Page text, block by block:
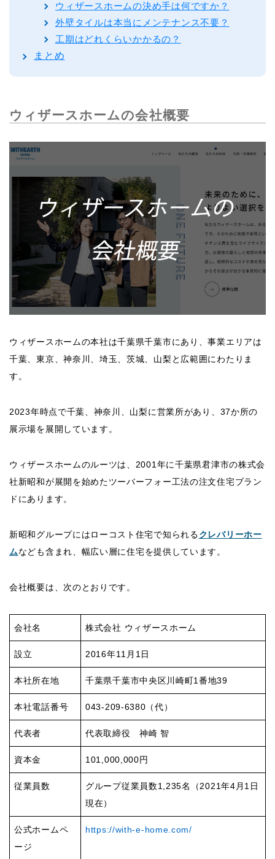
ウィザースホームの決め手は何ですか？
外壁タイルは本当にメンテナンス不要？
工期はどれくらいかかるの？
まとめ
ウィザースホームの会社概要
ウィザースホームの本社は千葉県千葉市にあり、事業エリアは
千葉、東京、神奈川、埼玉、茨城、山梨と広範囲にわたりま
す。
2023年時点で千葉、神奈川、山梨に営業所があり、37か所の
展示場を展開しています。
ウィザースホームのルーツは、2001年に千葉県君津市の株式会
社新昭和が展開を始めたツーバーフォー工法の注文住宅ブラン
ドにあります。
新昭和グループにはローコスト住宅で知られるクレバリーホー
ムなども含まれ、幅広い層に住宅を提供しています。
会社概要は、次のとおりです。
会社名 株式会社 ウィザースホーム
設立 2016年11月1日
本社所在地 千葉県千葉市中央区川崎町1番地39
本社電話番号 043-209-6380（代）
代表者 代表取締役 神崎 智
資本金 101,000,000円
従業員数
グループ従業員数1,235名（2021年4月1日
現在）
公式ホームペ
ージ
https://with-e-home.com/